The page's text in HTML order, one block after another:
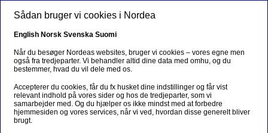
Gå til hovedindhold
YouTube cookies
Hjem Vilkår for hjemmesiden Cookies YouTube cookies
1. Nordea bruger YouTube (ejet af Google) som
videoplatform. Læs mere om YouTube
Sådan bruger vi cookies i Nordea
English Norsk Svenska Suomi
Når du besøger Nordeas websites, bruger vi cookies – vores egne men
også fra tredjeparter. Vi behandler altid dine data med omhu, og du
bestemmer, hvad du vil dele med os.
Accepterer du cookies, får du fx husket dine indstillinger og får vist
relevant indhold på vores sider og hos de tredjeparter, som vi
samarbejder med. Og du hjælper os ikke mindst med at forbedre
hjemmesiden og vores services, når vi ved, hvordan disse generelt bliver
brugt.